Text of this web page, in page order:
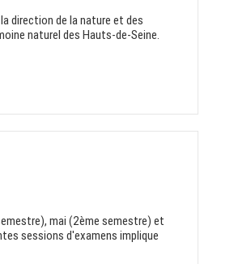
direction de la nature et des
naturel des Hauts-de-Seine.
mai (2ème semestre) et
sessions d'examens implique